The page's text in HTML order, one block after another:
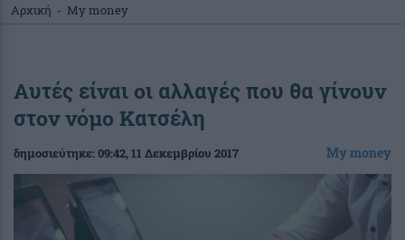
Αρχική - My money
Aυτές είναι οι αλλαγές που θα γίνουν
στον νόμο Κατσέλη
δημοσιεύτηκε:09:42, 11 Δεκεμβρίου 2017 My money